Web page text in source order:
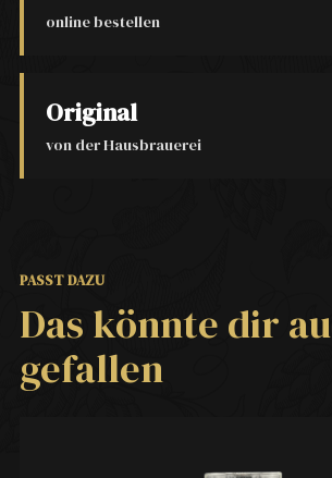
online bestellen
Original
von der Hausbrauerei
PASST DAZU
Das könnte dir
gefallen